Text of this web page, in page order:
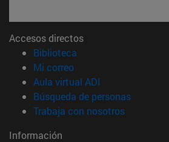
Accesos directos
Biblioteca
Mi correo(abre en nueva
Aula virtual ADI
Búsqueda de personas(abre en
Trabaja con nosotros(abre en
Información